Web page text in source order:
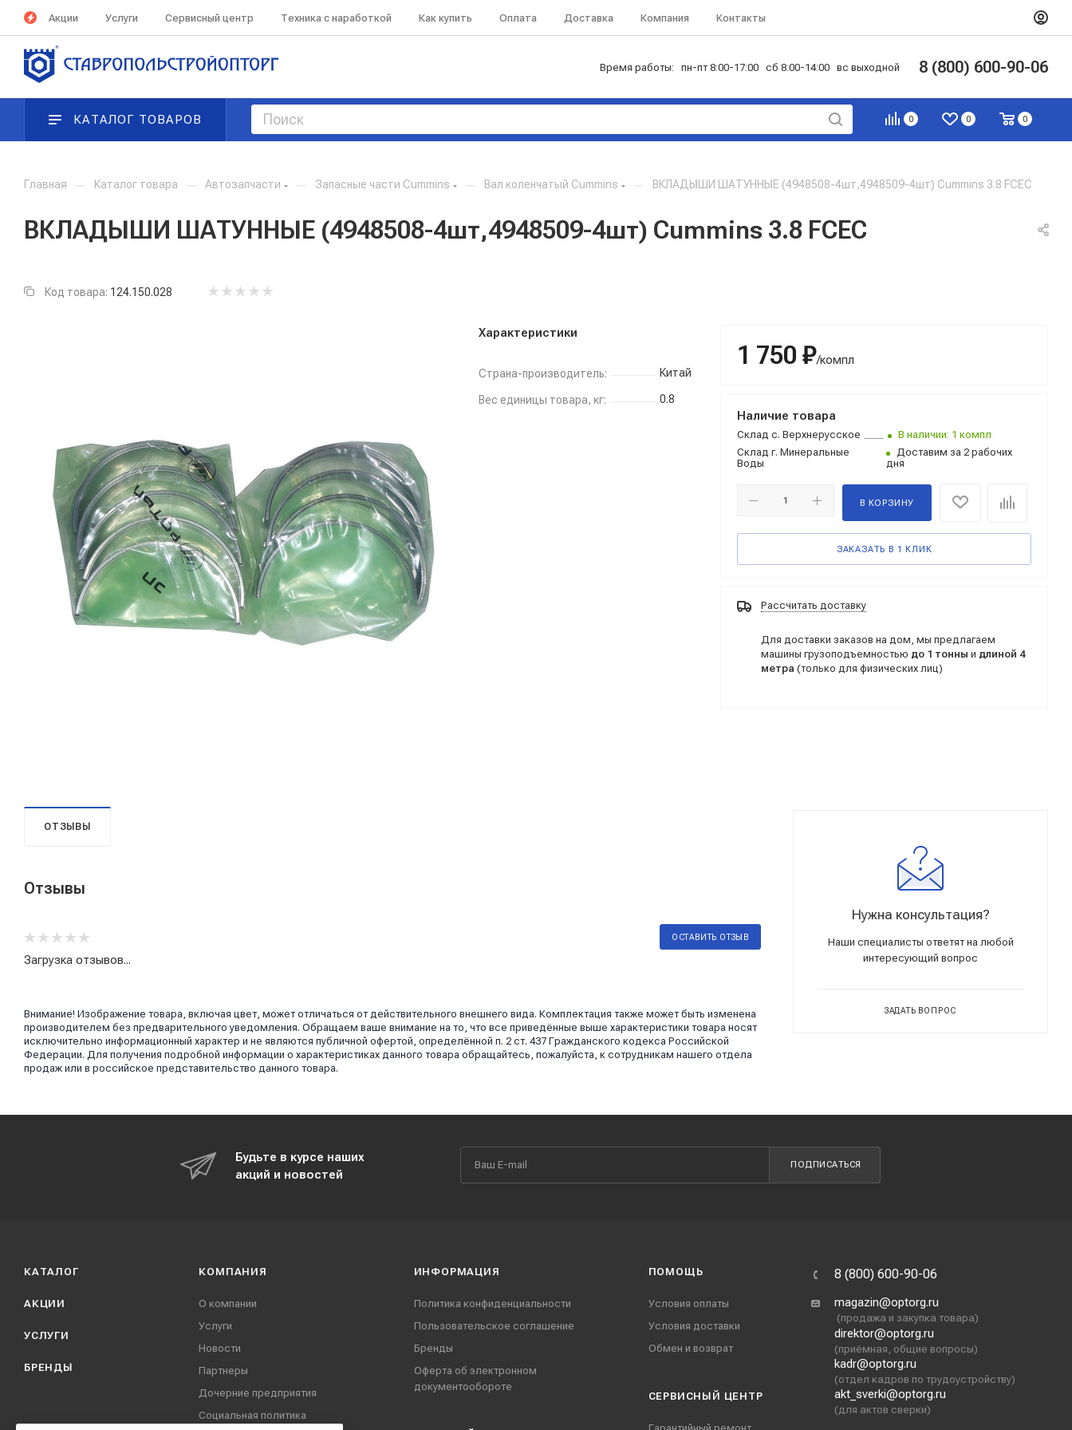
Акции Услуги Сервисный центр Техника с наработкой Как купить Оплата Доставка Компания Контакты
Время работы: пн-пт 8:00-17:00 сб 8:00-14:00 вс выходной 8 (800) 600-90-06
0 0 0
КАТАЛОГ ТОВАРОВ
Главная — Каталог товара — Автозапчасти — Запасные части Cummins — Вал коленчатый Cummins — ВКЛАДЫШИ ШАТУННЫЕ (4948508-4шт,4948509-4шт) Cummins 3.8 FCEC
ВКЛАДЫШИ ШАТУННЫЕ (4948508-4шт,4948509-4шт) Cummins 3.8 FCEC
Код товара: 124.150.028
Характеристики
Страна-производитель: Китай
Вес единицы товара, кг: 0.8
1 750 ₽/компл
Наличие товара
Склад с. Верхнерусское
В наличии: 1 компл
Склад г. Минеральные
Воды
Доставим за 2 рабочих
дня
В КОРЗИНУ
ЗАКАЗАТЬ В 1 КЛИК
Рассчитать доставку
Для доставки заказов на дом, мы предлагаем
машины грузоподъемностью до 1 тонны и длиной 4
метра (только для физических лиц)
ОТЗЫВЫ
Отзывы
ОСТАВИТЬ ОТЗЫВ
Загрузка отзывов...
Внимание! Изображение товара, включая цвет, может отличаться от действительного внешнего вида. Комплектация также может быть изменена
производителем без предварительного уведомления. Обращаем ваше внимание на то, что все приведённые выше характеристики товара носят
исключительно информационный характер и не являются публичной офертой, определённой п. 2 ст. 437 Гражданского кодекса Российской
Федерации. Для получения подробной информации о характеристиках данного товара обращайтесь, пожалуйста, к сотрудникам нашего отдела
продаж или в российское представительство данного товара.
Нужна консультация?
Наши специалисты ответят на любой
интересующий вопрос
ЗАДАТЬ ВОПРОС
Будьте в курсе наших
акций и новостей
ПОДПИСАТЬСЯ
КАТАЛОГ
АКЦИИ
УСЛУГИ
БРЕНДЫ
КОМПАНИЯ
О компании
Услуги
Новости
Партнеры
Дочерние предприятия
Социальная политика
ИНФОРМАЦИЯ
Политика конфиденциальности
Пользовательское соглашение
Бренды
Оферта об электронном
документообороте
ПОМОЩЬ
Условия оплаты
Условия доставки
Обмен и возврат
СЕРВИСНЫЙ ЦЕНТР
8 (800) 600-90-06
magazin@optorg.ru
(продажа и закупка товара)
direktor@optorg.ru
(приёмная, общие вопросы)
kadr@optorg.ru
(отдел кадров по трудоустройству)
akt_sverki@optorg.ru
(для актов сверки)